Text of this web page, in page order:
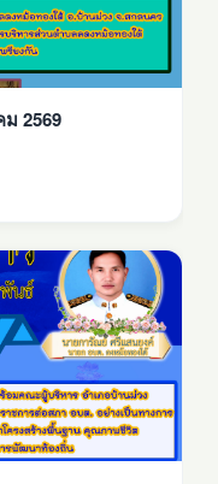
ประจำสัปดาห์ ฉบับที่ 2 เดือน มีนาคม 2569